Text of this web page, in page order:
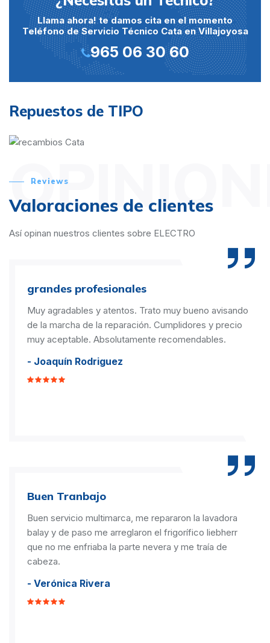
Llama ahora! te damos cita en el momento
Teléfono de Servicio Técnico Cata en Villajoyosa
965 06 30 60
Repuestos de TIPO
Reviews
Valoraciones de clientes
Así opinan nuestros clientes sobre ELECTRO
grandes profesionales
Muy agradables y atentos. Trato muy bueno avisando
de la marcha de la reparación. Cumplidores y precio
muy aceptable. Absolutamente recomendables.
- Joaquín Rodriguez
Buen Tranbajo
Buen servicio multimarca, me repararon la lavadora
balay y de paso me arreglaron el frigorífico liebherr
que no me enfriaba la parte nevera y me traía de
cabeza.
- Verónica Rivera